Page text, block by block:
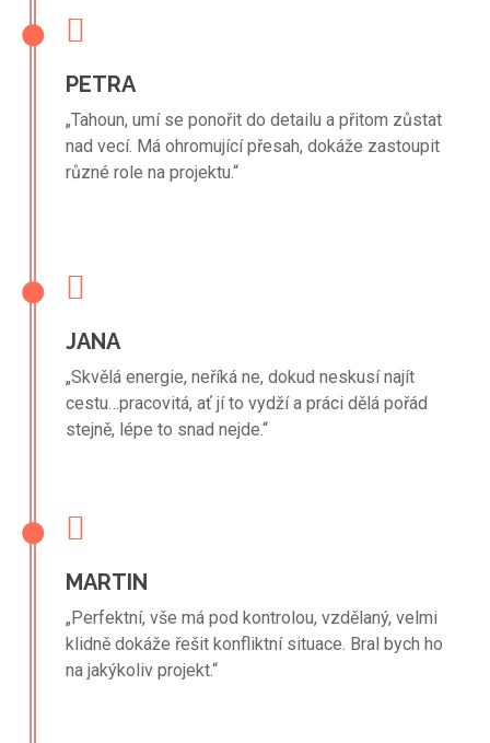
PETRA
„Tahoun, umí se ponořit do detailu a přitom zůstat
nad vecí. Má ohromující přesah, dokáže zastoupit
různé role na projektu.“
JANA
„Skvělá energie, neříká ne, dokud neskusí najít
cestu…pracovitá, ať jí to vydží a práci dělá pořád
stejně, lépe to snad nejde.“
MARTIN
„Perfektní, vše má pod kontrolou, vzdělaný, velmi
klidně dokáže řešit konfliktní situace. Bral bych ho
na jakýkoliv projekt.“